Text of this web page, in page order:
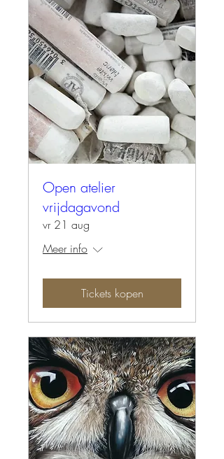
Open atelier
vrijdagavond
vr 21 aug
Meer info
Tickets kopen